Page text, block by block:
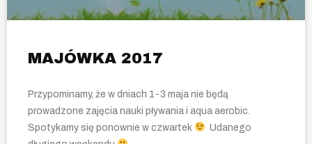
MAJÓWKA 2017
Przypominamy, że w dniach 1-3 maja nie będą
prowadzone zajęcia nauki pływania i aqua aerobic.
Spotykamy się ponownie w czwartek
Udanego